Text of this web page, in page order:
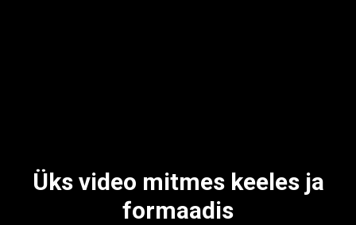
Üks video mitmes keeles ja
formaadis